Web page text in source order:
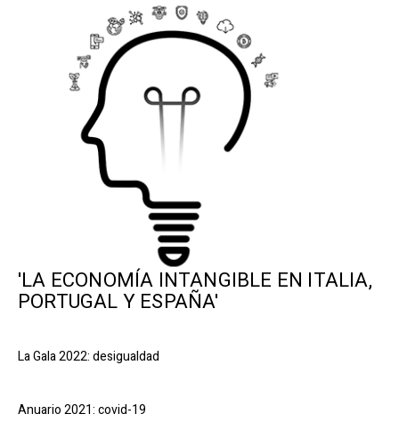
'LA ECONOMÍA INTANGIBLE EN ITALIA,
PORTUGAL Y ESPAÑA'
La Gala 2022: desigualdad
Anuario 2021: covid-19